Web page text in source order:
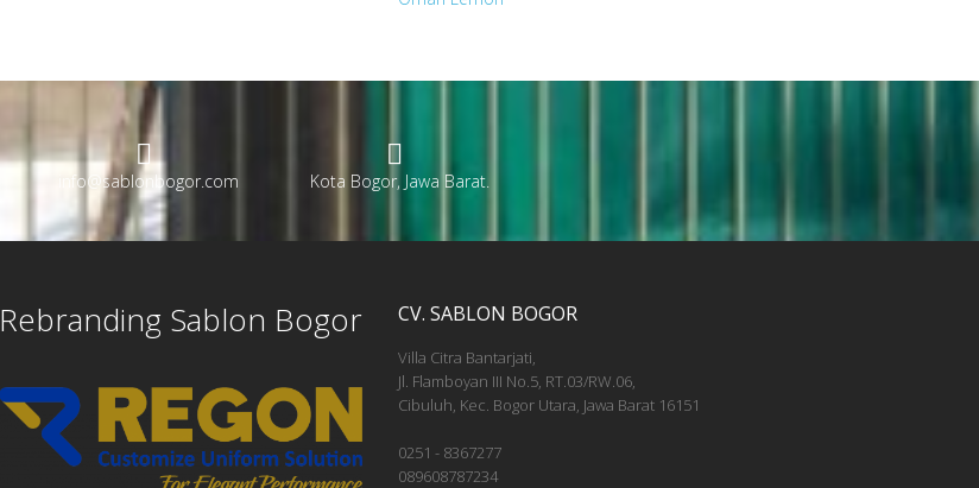
info@sablonbogor.com Kota Bogor, Jawa Barat.
Rebranding Sablon Bogor CV. SABLON BOGOR
Villa Citra Bantarjati,
Jl. Flamboyan III No.5, RT.03/RW.06,
Cibuluh, Kec. Bogor Utara, Jawa Barat 16151
0251 - 8367277
089608787234